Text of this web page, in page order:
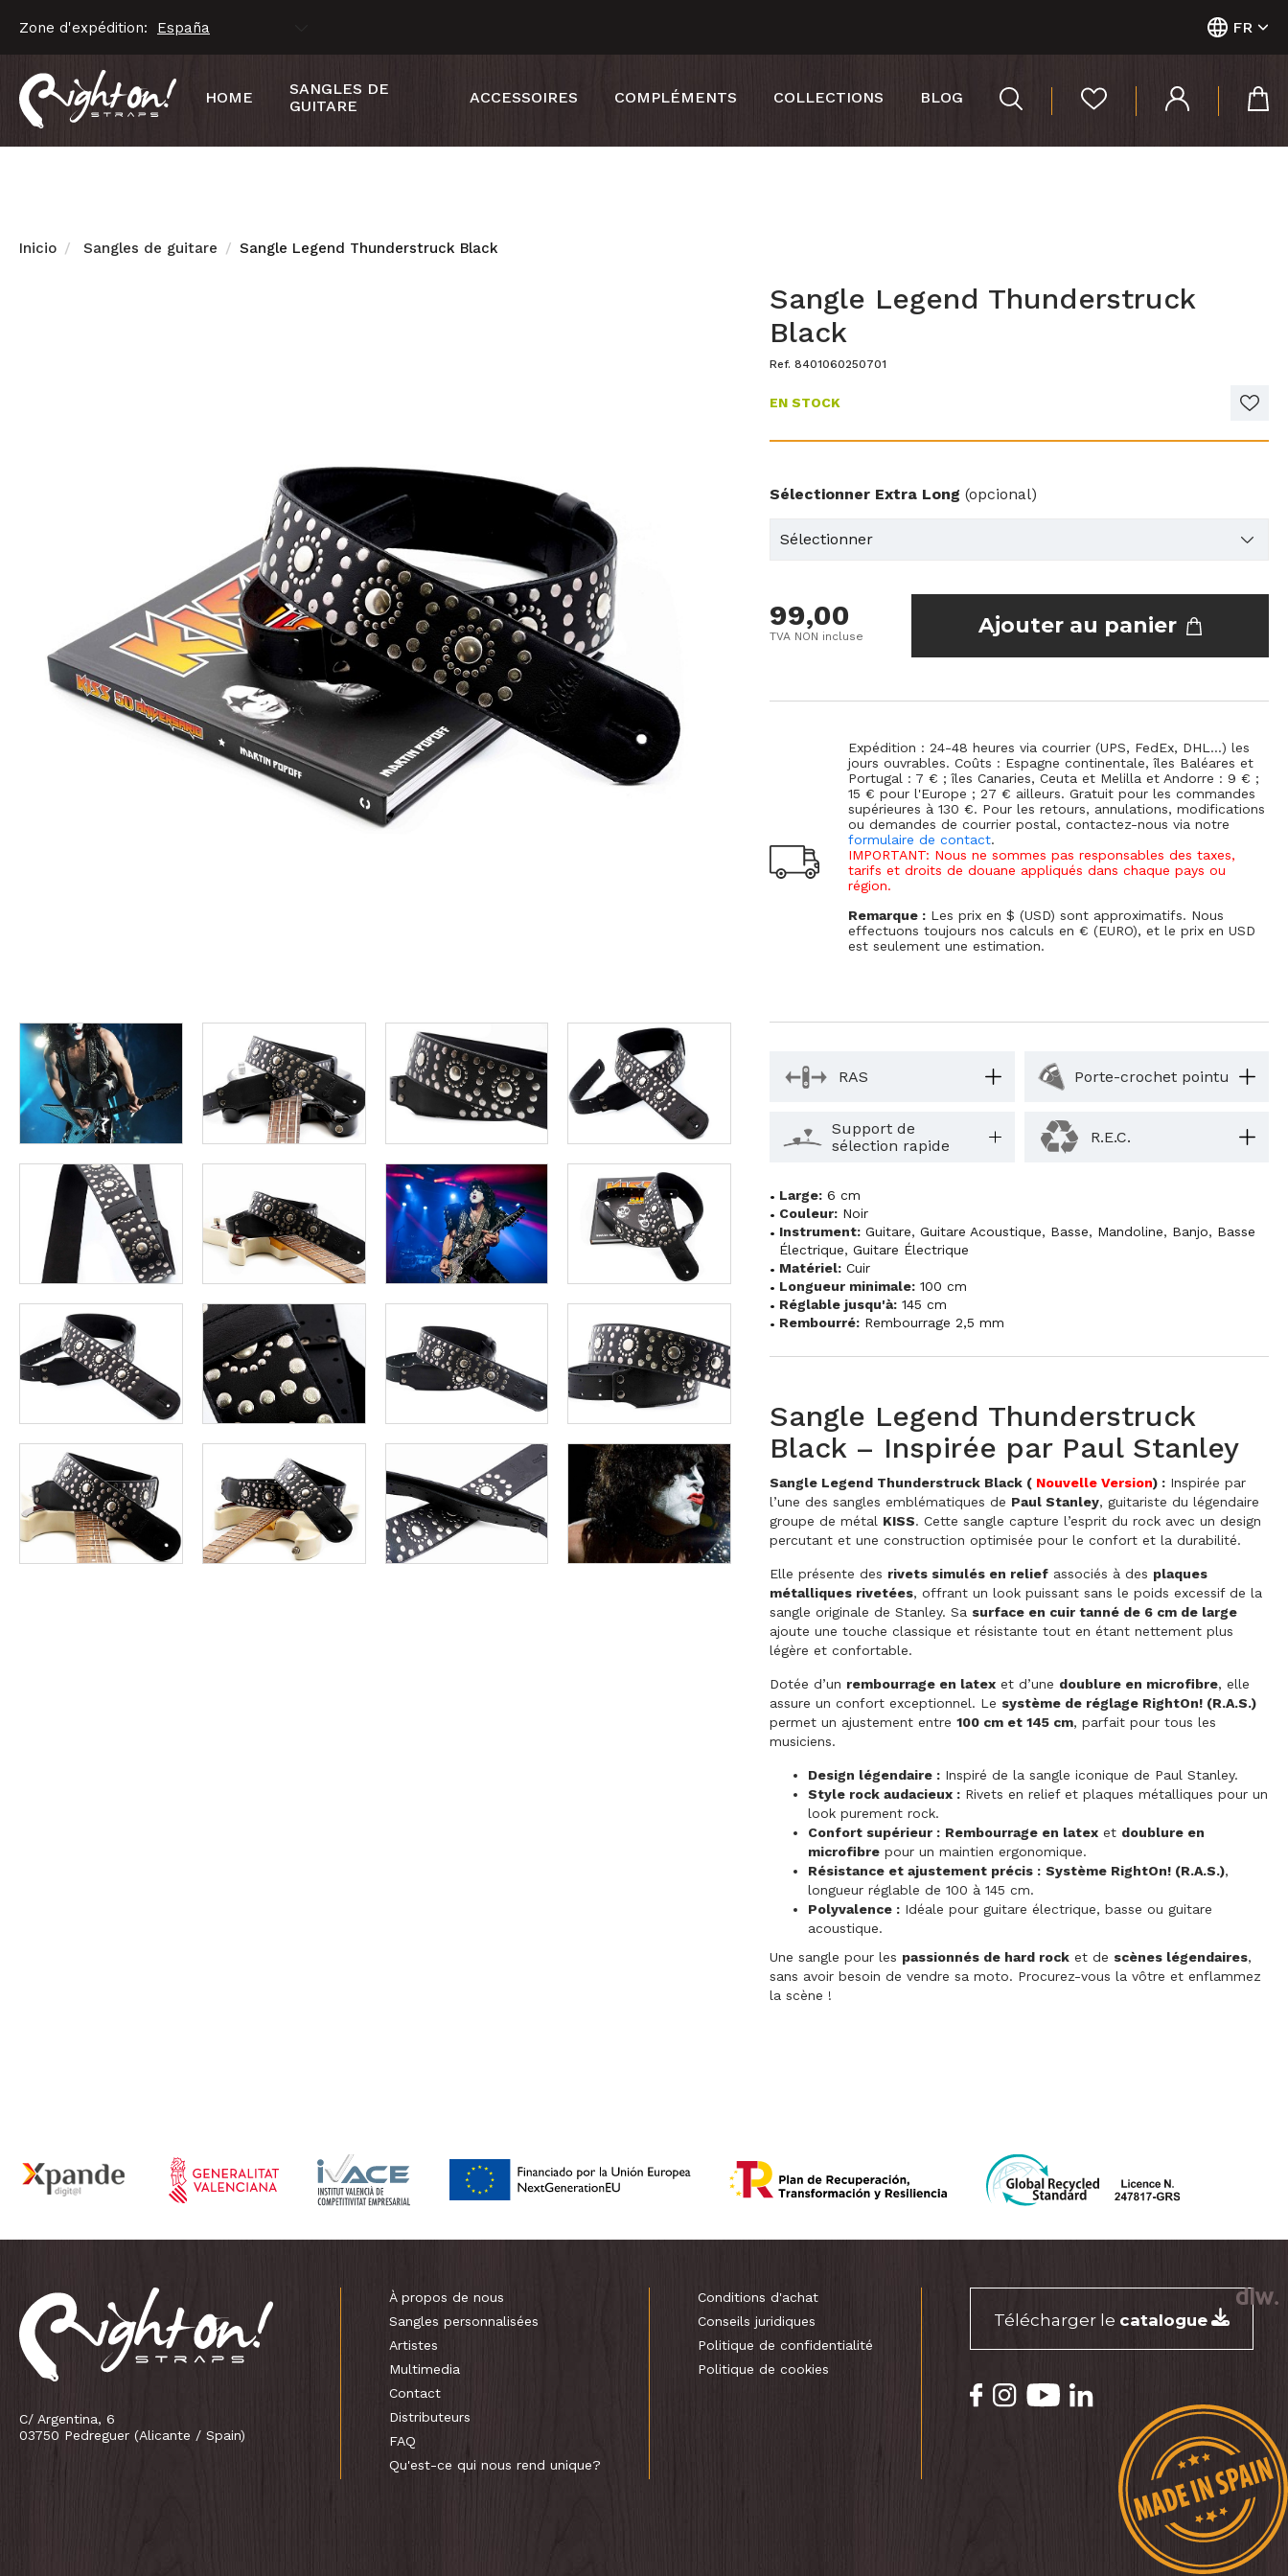
Zone d'expédition: FR
HOME
SANGLES DE
GUITARE
ACCESSOIRES COMPLÉMENTS COLLECTIONS BLOG
Inicio Sangles de guitare Sangle Legend Thunderstruck Black
Sangle Legend Thunderstruck
Black
Ref. 8401060250701
EN STOCK
Sélectionner Extra Long (opcional)
99,00
TVA NON incluse Ajouter au panier
Expédition : 24-48 heures via courrier (UPS, FedEx, DHL...) les
jours ouvrables. Coûts : Espagne continentale, îles Baléares et
Portugal : 7 € ; îles Canaries, Ceuta et Melilla et Andorre : 9 € ;
15 € pour l'Europe ; 27 € ailleurs. Gratuit pour les commandes
supérieures à 130 €. Pour les retours, annulations, modifications
ou demandes de courrier postal, contactez-nous via notre
formulaire de contact.
IMPORTANT: Nous ne sommes pas responsables des taxes,
tarifs et droits de douane appliqués dans chaque pays ou
région.
Remarque : Les prix en $ (USD) sont approximatifs. Nous
effectuons toujours nos calculs en € (EURO), et le prix en USD
est seulement une estimation.
RAS Porte-crochet pointu
Support de
sélection rapide
R.E.C.
Large: 6 cm
Couleur: Noir
Instrument: Guitare,Guitare Acoustique, Basse, Mandoline, Banjo, Basse
Électrique,Guitare Électrique
Matériel: Cuir
Longueur minimale: 100 cm
Réglable jusqu'à: 145 cm
Rembourré: Rembourrage 2,5 mm
Sangle Legend Thunderstruck
Black – Inspirée par Paul Stanley
Sangle Legend Thunderstruck Black ( Nouvelle Version) : Inspirée par
l’une des sangles emblématiques de Paul Stanley, guitariste du légendaire
groupe de métal KISS. Cette sangle capture l’esprit du rock avec un design
percutant et une construction optimisée pour le confort et la durabilité.
Elle présente des rivets simulés en relief associés à des plaques
métalliques rivetées, offrant un look puissant sans le poids excessif de la
sangle originale de Stanley. Sa surface en cuir tanné de 6 cm de large
ajoute une touche classique et résistante tout en étant nettement plus
légère et confortable.
Dotée d’un rembourrage en latex et d’une doublure en microfibre, elle
assure un confort exceptionnel. Le système de réglage RightOn! (R.A.S.)
permet un ajustement entre100 cm et 145 cm, parfait pour tous les
musiciens.
Design légendaire : Inspiré de la sangle iconique de Paul Stanley.
Style rock audacieux : Rivets en relief et plaques métalliques pour un
look purement rock.
Confort supérieur : Rembourrage en latex et doublure en
microfibre pour un maintien ergonomique.
Résistance et ajustement précis : Système RightOn! (R.A.S.),
longueur réglable de 100 à 145 cm.
Polyvalence : Idéale pour guitare électrique, basse ou guitare
acoustique.
Une sangle pour les passionnés de hard rock et de scènes légendaires,
sans avoir besoin de vendre sa moto. Procurez-vous la vôtre et enflammez
la scène !
C/ Argentina, 6
03750 Pedreguer (Alicante / Spain)
À propos de nous
Sangles personnalisées
Artistes
Multimedia
Contact
Distributeurs
FAQ
Qu'est-ce qui nous rend unique?
Conditions d'achat
Conseils juridiques
Politique de confidentialité
Politique de cookies
Télécharger le catalogue